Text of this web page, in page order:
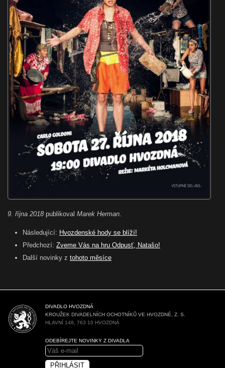
9. října 2018 publikoval Marek Herman
Následující: Hvozdenské hody se blíží!
Předchozí: Zveme Vás na hru Odpusť, Natašo!
Další novinky z tohoto měsíce
DIVADLO HVOZDNÁ
KROUŽEK DIVADELNÍCH OCHOTNÍKŮ VE HVOZDNÉ, Z. S.
HLAVNÍ 148, 763 10 HVOZDNÁ
ODEBÍREJTE NOVINKY Z DIVADLA